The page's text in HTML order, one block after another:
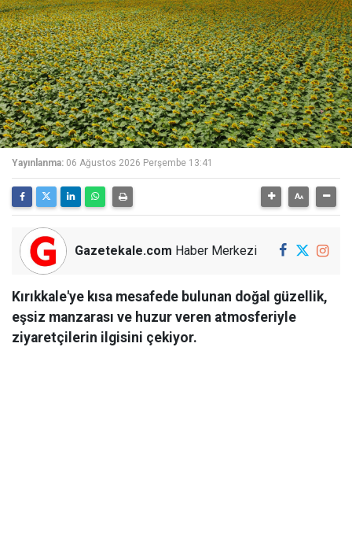
Yayınlanma: 06 Ağustos 2026 Perşembe 13:41
Gazetekale.com Haber Merkezi
Kırıkkale'ye kısa mesafede bulunan doğal güzellik,
eşsiz manzarası ve huzur veren atmosferiyle
ziyaretçilerin ilgisini çekiyor.